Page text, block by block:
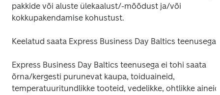
pakkide või aluste ülekaalust/-mõõdust ja/või
kokkupakendamise kohustust.
Keelatud saata Express Business Day Baltics teenusega:
Express Business Day Baltics teenusega ei tohi saata
õrna/kergesti purunevat kaupa, toiduaineid,
temperatuuritundlikke tooteid, vedelikke, ohtlikke